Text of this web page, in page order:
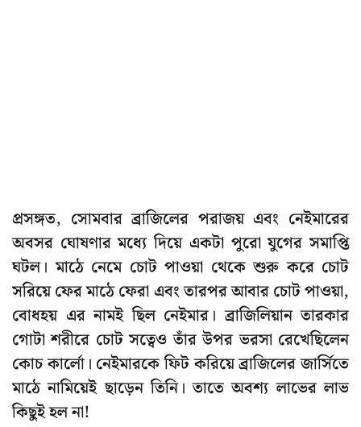
প্রসঙ্গত, সোমবার ব্রাজিলের পরাজয় এবং নেইমারের
অবসর ঘোষণার মধ্যে দিয়ে একটা পুরো যুগের সমাপ্তি
ঘটল। মাঠে নেমে চোট পাওয়া থেকে শুরু করে চোট
সরিয়ে ফের মাঠে ফেরা এবং তারপর আবার চোট পাওয়া,
বোধহয় এর নামই ছিল নেইমার। ব্রাজিলিয়ান তারকার
গোটা শরীরে চোট সত্বেও তাঁর উপর ভরসা রেখেছিলেন
কোচ কার্লো। নেইমারকে ফিট করিয়ে ব্রাজিলের জার্সিতে
মাঠে নামিয়েই ছাড়েন তিনি। তাতে অবশ্য লাভের লাভ
কিছুই হল না!